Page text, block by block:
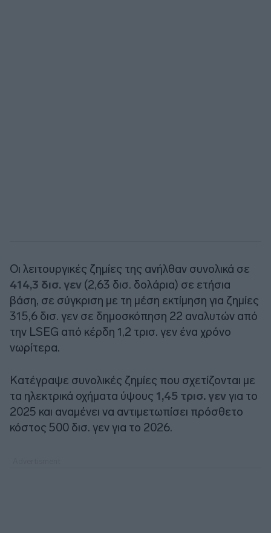
Οι λειτουργικές ζημίες της ανήλθαν συνολικά σε
414,3 δισ. γεν (2,63 δισ. δολάρια) σε ετήσια
βάση, σε σύγκριση με τη μέση εκτίμηση για ζημίες
315,6 δισ. γεν σε δημοσκόπηση 22 αναλυτών από
την LSEG από κέρδη 1,2 τρισ. γεν ένα χρόνο
νωρίτερα.
Κατέγραψε συνολικές ζημίες που σχετίζονται με
τα ηλεκτρικά οχήματα ύψους 1,45 τρισ. γεν για το
2025 και αναμένει να αντιμετωπίσει πρόσθετο
κόστος 500 δισ. γεν για το 2026.